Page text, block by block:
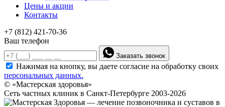
Цены и акции
Контакты
+7 (812) 421-70-36
Ваш телефон
Заказать звонок
Нажимая на кнопку, вы даете согласие на обработку своих
персональных данных.
© «Мастерская здоровья»
Сеть частных клиник в Санкт-Петербурге 2003-2026